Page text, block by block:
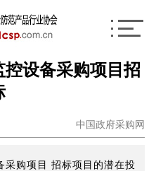
设备采购项目招
中国政府采购网
采购项目 招标项目的潜在投